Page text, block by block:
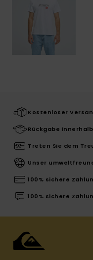
Kostenloser
Rückgabe
Treten Sie dem
Unser
100% sichere
100% sichere